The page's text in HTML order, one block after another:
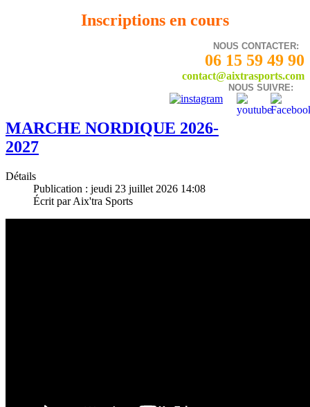
Inscriptions en cours
NOUS CONTACTER:
06 15 59 49 90
contact@aixtrasports.com
NOUS SUIVRE:
MARCHE NORDIQUE 2026-
2027
Détails
Publication : jeudi 23 juillet 2026 14:08
Écrit par Aix'tra Sports